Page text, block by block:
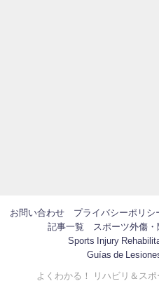
お問い合わせ
プライバシーポリシ
記事一覧
スポーツ外傷
Sports Injury
Guías de
よくわかる！ リハビリ＆スポ